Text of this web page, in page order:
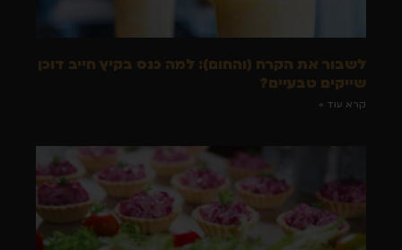
לשבור את הקרח (והחום): למה כנס בקיץ חייב דוכן
שייקים טבעיים?
קרא עוד »